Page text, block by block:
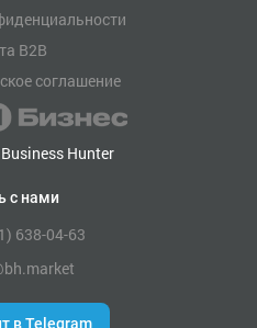
B2B
соглашение
Hunter
с нами
638-04-63
в Telegram